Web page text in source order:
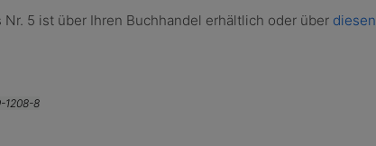
Nr. 5 ist über Ihren Buchhandel erhältlich oder über diesen
1208-8